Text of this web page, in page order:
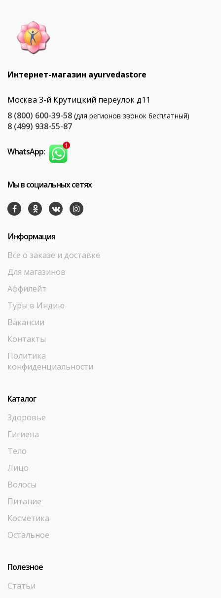
Интернет-магазин ayurvedastore
Москва 3-й Крутицкий переулок д11
8 (800) 600-39-58 (для регионов звонок бесплатный)
8 (499) 938-55-87
WhatsApp:
Мы в социальных сетях
Информация
Все о заказе и доставке
Для магазинов
Аффилейт
Туры в Индию
Вакансии
Контакты
Политика
конфиденциальности
Каталог
Здоровье
Гигиена
Тело
Лицо
Волосы
Питание
Косметика
Остальное
Полезное
Статьи